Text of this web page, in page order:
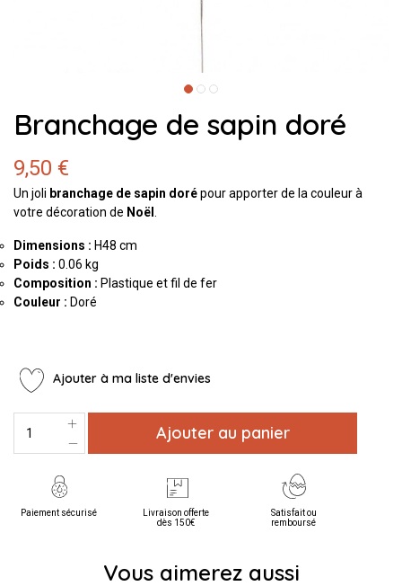
Branchage de sapin doré
9,50 €
Un joli branchage de sapin dorépour apporter de la couleur à
votre décoration de Noël
Dimensions : H48 cm
Poids : 0.06 kg
Composition : Plastique et fil de fer
Couleur : Doré
Ajouter à ma liste d'envies
Ajouter au panier
Paiement sécurisé
Livraison offerte
dès 150€
Satisfait ou
remboursé
Vous aimerez aussi